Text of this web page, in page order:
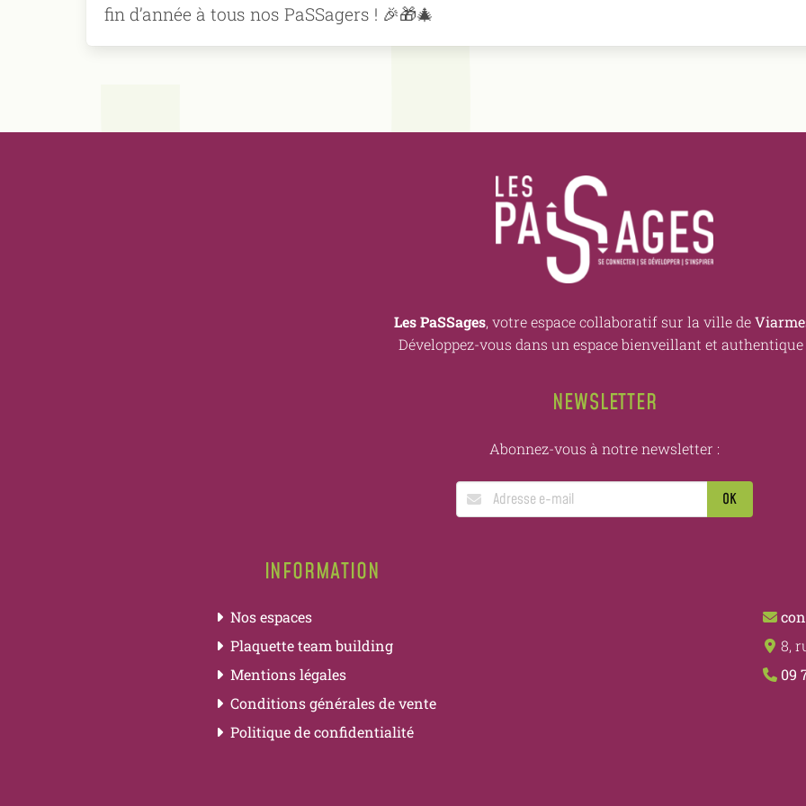
fin d’année à tous nos PaSSagers ! 🎉🎁🎄
Les PaSSages, votre espace collaboratif sur la ville de
Développez-vous dans un espace bienveillant et authentique
NEWSLETTER
Abonnez-vous à notre newsletter :
INFORMATION
Nos espaces
Plaquette team building
Mentions légales
Conditions générales de vente
Politique de confidentialité
8,
09